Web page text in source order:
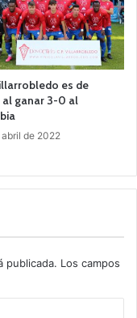
es de
ganar 3-0 al
de 2022
publicada. Los campos